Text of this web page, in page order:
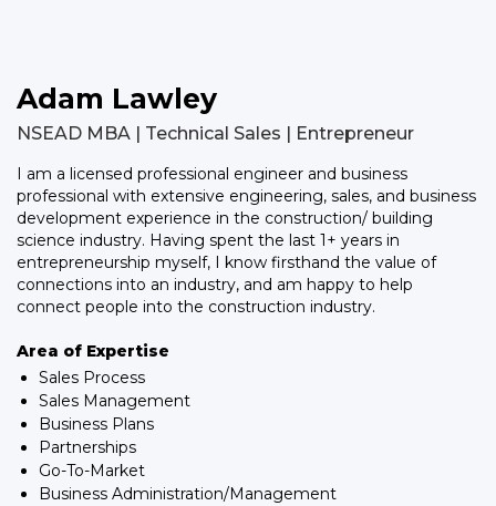
Adam Lawley
NSEAD MBA | Technical Sales | Entrepreneur
I am a licensed professional engineer and business
professional with extensive engineering, sales, and business
development experience in the construction/ building
science industry. Having spent the last 1+ years in
entrepreneurship myself, I know firsthand the value of
connections into an industry, and am happy to help
connect people into the construction industry.
Area of Expertise
Sales Process
Sales Management
Business Plans
Partnerships
Go-To-Market
Business Administration/Management